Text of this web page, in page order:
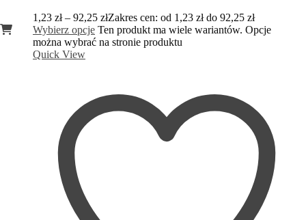
1,23 zł – 92,25 złZakres cen: od 1,23 zł do 92,25 zł
Wybierz opcje Ten produkt ma wiele wariantów. Opcje
można wybrać na stronie produktu
Quick View